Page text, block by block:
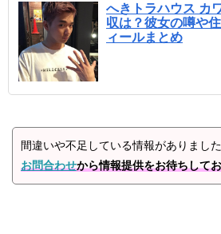
へきトラハウス カ
収は？彼女の噂や
ィールまとめ
間違いや不足している情報がありまし
お問合わせから情報提供をお待ちして